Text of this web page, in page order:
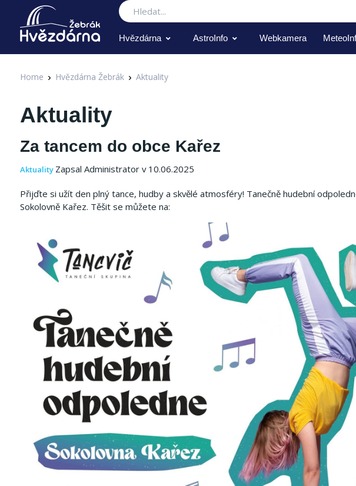
Hledat
Hvězdárna AstroInfo Webkamera
Home Hvězdárna Žebrák Aktuality
Aktuality
Za tancem do obce Kařez
Aktuality Zapsal Administrator v 10.06.2025
Přijďte si užít den plný tance, hudby a skvělé atmosféry! Tanečně hudební
Sokolovně Kařez. Těšit se můžete na: